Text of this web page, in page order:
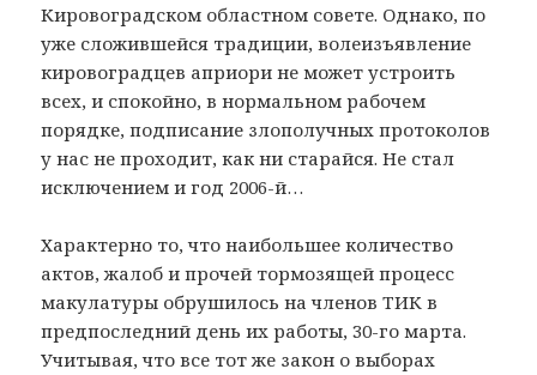
Кировоградском областном совете. Однако, по
уже сложившейся традиции, волеизъявление
кировоградцев априори не может устроить
всех, и спокойно, в нормальном рабочем
порядке, подписание злополучных протоколов
у нас не проходит, как ни старайся. Не стал
исключением и год 2006-й…
Характерно то, что наибольшее количество
актов, жалоб и прочей тормозящей процесс
макулатуры обрушилось на членов ТИК в
предпоследний день их работы, 30-го марта.
Учитывая, что все тот же закон о выборах